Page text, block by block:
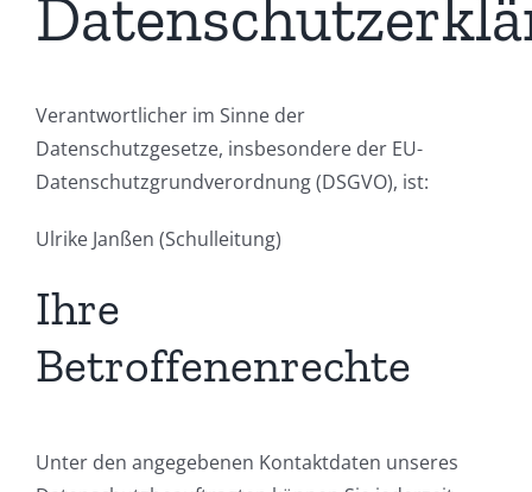
Termine
Lernen zu Hause
Verantwortlicher im Sinne der
Datenschutzgesetze, insbesondere der EU-
Datenschutzgrundverordnung (DSGVO), ist:
Ulrike Janßen (Schulleitung)
Ihre
Betroffenenrechte
Unter den angegebenen Kontaktdaten unseres